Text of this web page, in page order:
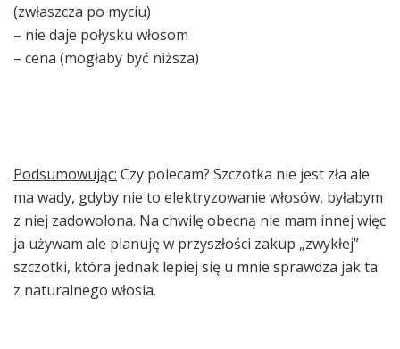
(zwłaszcza po myciu)
– nie daje połysku włosom
– cena (mogłaby być niższa)
Podsumowując: Czy polecam? Szczotka nie jest zła ale
ma wady, gdyby nie to elektryzowanie włosów, byłabym
z niej zadowolona. Na chwilę obecną nie mam innej więc
ja używam ale planuję w przyszłości zakup „zwykłej”
szczotki, która jednak lepiej się u mnie sprawdza jak ta
z naturalnego włosia.